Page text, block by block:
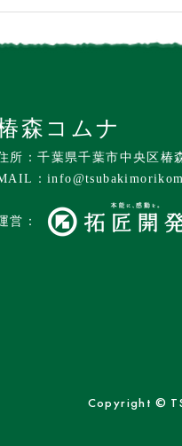
森コムナ
所：千葉県千葉市中央区椿
：
営：
Copyright ©